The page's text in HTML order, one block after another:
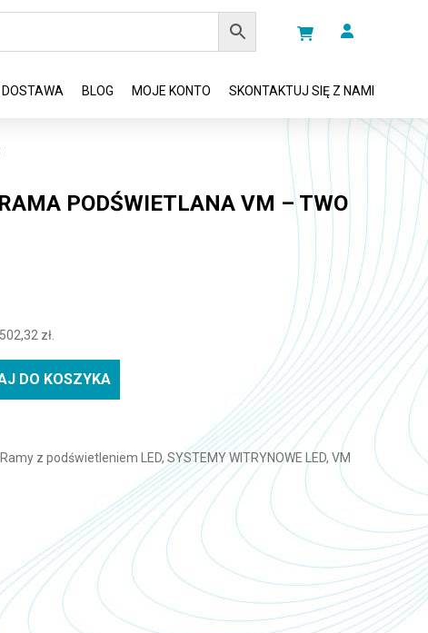
DOSTAWA BLOG MOJE KONTO SKONTAKTUJ SIĘ Z NAMI
PODŚWIETLANA VM – TWO
502,32 zł.
VM - TWO - A3
DO KOSZYKA
Ramy z podświetleniem LED, SYSTEMY WITRYNOWE LED, VM